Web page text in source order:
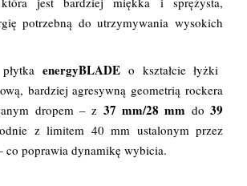
potrzebną do utrzymywania wysokich
energyBLADE o kształcie łyżki
bardziej agresywną geometrią rockera
dropem – z 37 mm/28 mm do39
z limitem 40 mm ustalonym przez
co poprawia dynamikę wybicia.